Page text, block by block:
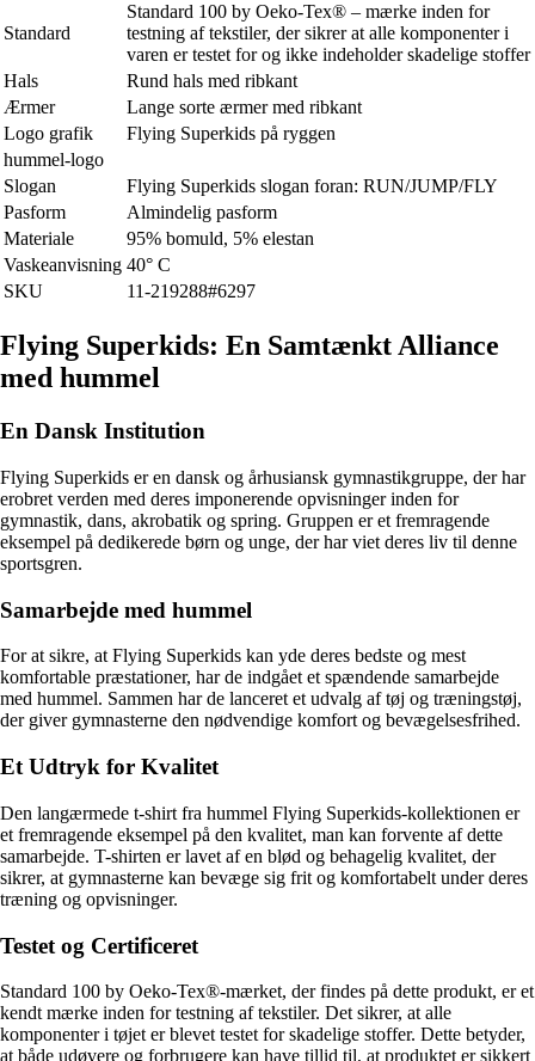
Standard
Standard 100 by Oeko-Tex® – mærke inden for
testning af tekstiler, der sikrer at alle komponenter i
varen er testet for og ikke indeholder skadelige stoffer
Hals
Rund hals med ribkant
Ærmer
Lange sorte ærmer med ribkant
Logo grafik
Flying Superkids på ryggen
hummel-logo
Slogan
Flying Superkids slogan foran: RUN/JUMP/FLY
Pasform
Almindelig pasform
Materiale
95% bomuld, 5% elestan
Vaskeanvisning 40° C
SKU
11-219288#6297
Flying Superkids: En Samtænkt Alliance
med hummel
En Dansk Institution
Flying Superkids er en dansk og århusiansk gymnastikgruppe, der har
erobret verden med deres imponerende opvisninger inden for
gymnastik, dans, akrobatik og spring. Gruppen er et fremragende
eksempel på dedikerede børn og unge, der har viet deres liv til denne
sportsgren.
Samarbejde med hummel
For at sikre, at Flying Superkids kan yde deres bedste og mest
komfortable præstationer, har de indgået et spændende samarbejde
med hummel. Sammen har de lanceret et udvalg af tøj og træningstøj,
der giver gymnasterne den nødvendige komfort og bevægelsesfrihed.
Et Udtryk for Kvalitet
Den langærmede t-shirt fra hummel Flying Superkids-kollektionen er
et fremragende eksempel på den kvalitet, man kan forvente af dette
samarbejde. T-shirten er lavet af en blød og behagelig kvalitet, der
sikrer, at gymnasterne kan bevæge sig frit og komfortabelt under deres
træning og opvisninger.
Testet og Certificeret
Standard 100 by Oeko-Tex®-mærket, der findes på dette produkt, er et
kendt mærke inden for testning af tekstiler. Det sikrer, at alle
komponenter i tøjet er blevet testet for skadelige stoffer. Dette betyder,
at både udøvere og forbrugere kan have tillid til, at produktet er sikkert